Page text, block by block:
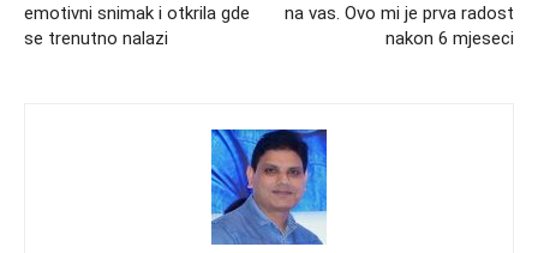
emotivni snimak i otkrila gde
se trenutno nalazi
na vas. Ovo mi je prva radost
nakon 6 mjeseci